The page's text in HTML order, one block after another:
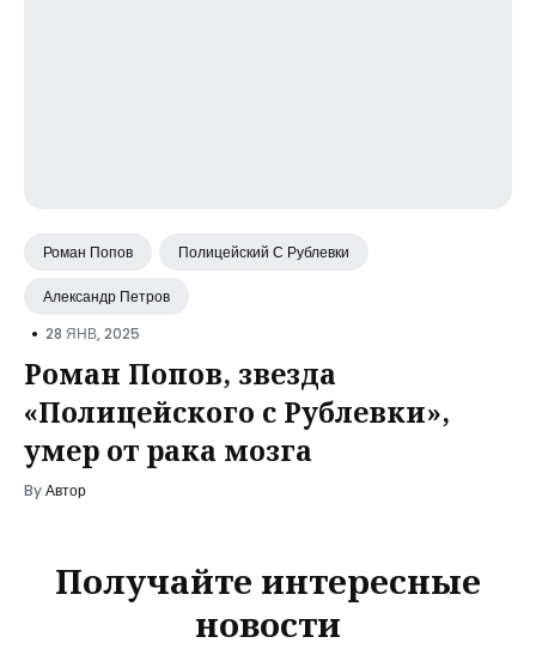
Роман Попов Полицейский С Рублевки
Александр Петров
• 28 ЯНВ, 2025
Роман Попов, звезда
«Полицейского с Рублевки»,
умер от рака мозга
ByАвтор
Получайте интересные
новости